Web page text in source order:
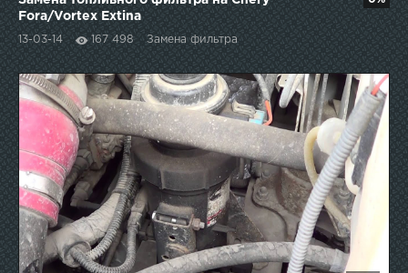
Fora/Vortex Extina
13-03-14 167 498 Замена фильтра